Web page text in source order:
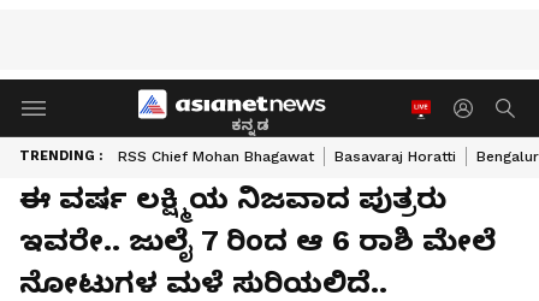
ಕನ್ನಡ
TRENDING : RSS Chief Mohan Bhagawat Basavaraj Horatti
ಈ ವರ್ಷ ಲಕ್ಷ್ಮಿಯ ನಿಜವಾದ ಪುತ್ರರು
ಇವರೇ.. ಜುಲೈ 7 ರಿಂದ ಆ 6 ರಾಶಿ ಮೇಲೆ
ನೋಟುಗಳ ಮಳೆ ಸುರಿಯಲಿದೆ..